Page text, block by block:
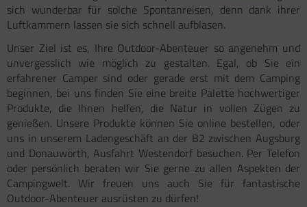
sich wunderbar für solche Spontanreisen, denn dank ihrer
Luftkammern lassen sie sich schnell aufblasen.
Unser Ziel ist es, Ihre Outdoor-Abenteuer so angenehm und
unvergesslich wie möglich zu gestalten. Egal, ob Sie ein
erfahrener Camper sind oder gerade erst mit dem Camping
beginnen, bei uns finden Sie eine breite Palette hochwertiger
Produkte, die Ihnen helfen, die Natur in vollen Zügen zu
genießen. Unsere Produkte können Sie online bestellen, oder
uns in unserem Ladengeschäft an der B2 zwischen Augsburg
und Donauwörth, Ausfahrt Westendorf besuchen. Per Telefon
oder persönlich beraten wir Sie gerne zu allen Aspekten der
Campingwelt. Wir freuen uns auch Sie für fantastische
Outdoor-Abenteuer ausrüsten zu dürfen!